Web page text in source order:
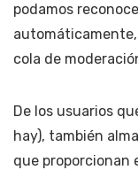
podamos
cola de
De los usuarios
hay), también
que proporcionan